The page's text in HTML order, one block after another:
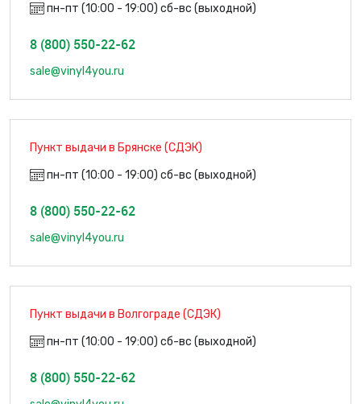
пн-пт (10:00 - 19:00) сб-вс (выходной)
8 (800) 550-22-62
sale@vinyl4you.ru
Пункт выдачи в Брянске (СДЭК)
пн-пт (10:00 - 19:00) сб-вс (выходной)
8 (800) 550-22-62
sale@vinyl4you.ru
Пункт выдачи в Волгограде (СДЭК)
пн-пт (10:00 - 19:00) сб-вс (выходной)
8 (800) 550-22-62